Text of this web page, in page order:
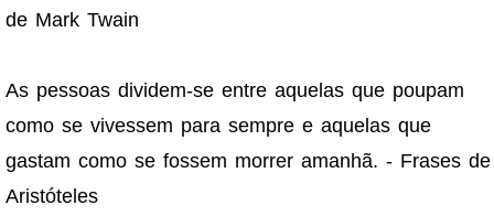
de Mark Twain
As pessoas dividem-se entre aquelas que poupam
como se vivessem para sempre e aquelas que
gastam como se fossem morrer amanhã. - Frases de
Aristóteles